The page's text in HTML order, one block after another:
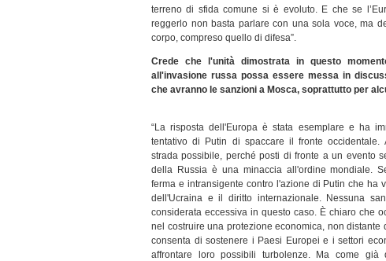
terreno di sfida comune si è evoluto. E che se
reggerlo non basta parlare con una sola voce, ma
corpo, compreso quello di difesa”.
Crede che l'unità dimostrata in questo
all'invasione russa possa essere messa in
che avranno le sanzioni a Mosca, soprattutto per
“La risposta dell'Europa è stata esemplare e ha
tentativo di Putin di spaccare il fronte occidentale.
strada possibile, perché posti di fronte a un evento
della Russia è una minaccia all'ordine mondiale.
ferma e intransigente contro l'azione di Putin che ha
dell'Ucraina e il diritto internazionale. Nessuna
considerata eccessiva in questo caso. È chiaro che
nel costruire una protezione economica, non distante
consenta di sostenere i Paesi Europei e i settori
affrontare loro possibili turbolenze. Ma come già